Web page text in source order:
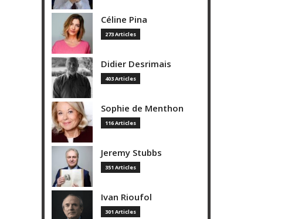
Céline Pina
273 Articles
Didier Desrimais
403 Articles
Sophie de Menthon
116 Articles
Jeremy Stubbs
351 Articles
Ivan Rioufol
301 Articles